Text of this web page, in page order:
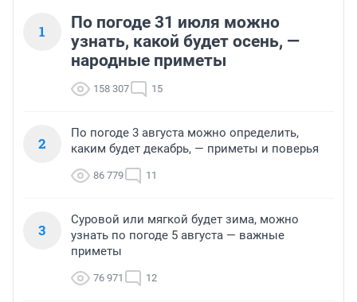
1
По погоде 31 июля можно
узнать, какой будет осень, —
народные приметы
158 307 15
2
По погоде 3 августа можно определить,
каким будет декабрь, — приметы и поверья
86 779 11
3
Суровой или мягкой будет зима, можно
узнать по погоде 5 августа — важные
приметы
76 971 12